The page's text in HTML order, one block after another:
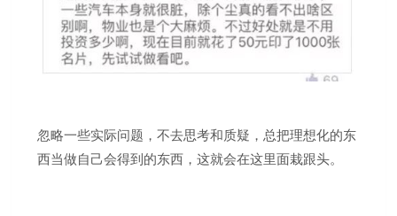
忽略一些实际问题，不去思考和质疑，总把理想化的东
西当做自己会得到的东西，这就会在这里面栽跟头。